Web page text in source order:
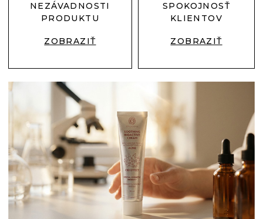
NEZÁVADNOSTI
PRODUKTU
ZOBRAZIŤ
SPOKOJNOSŤ
KLIENTOV
ZOBRAZIŤ